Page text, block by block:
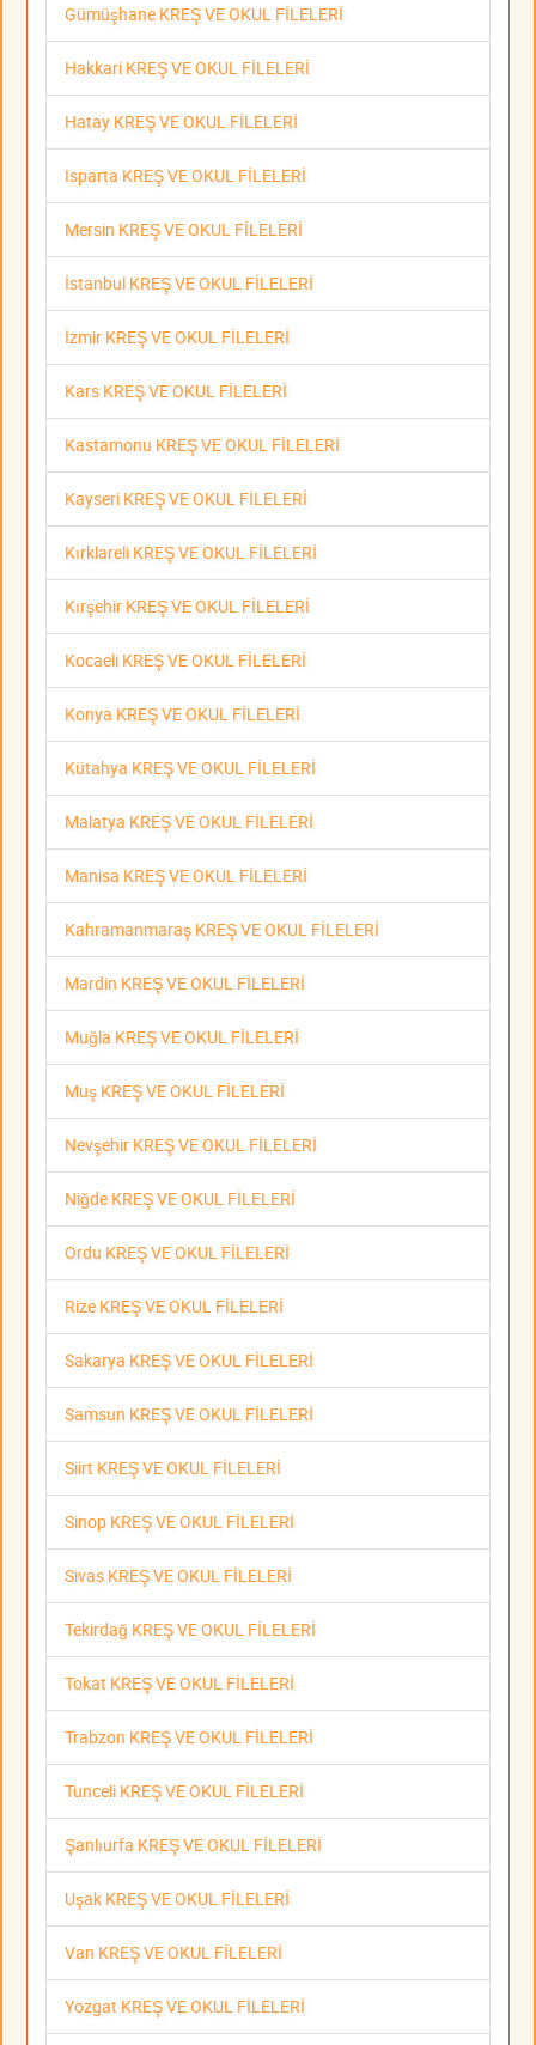
Gümüşhane KREŞ VE OKUL FİLELERİ
Hakkari KREŞ VE OKUL FİLELERİ
Hatay KREŞ VE OKUL FİLELERİ
Isparta KREŞ VE OKUL FİLELERİ
Mersin KREŞ VE OKUL FİLELERİ
İstanbul KREŞ VE OKUL FİLELERİ
İzmir KREŞ VE OKUL FİLELERİ
Kars KREŞ VE OKUL FİLELERİ
Kastamonu KREŞ VE OKUL FİLELERİ
Kayseri KREŞ VE OKUL FİLELERİ
Kırklareli KREŞ VE OKUL FİLELERİ
Kırşehir KREŞ VE OKUL FİLELERİ
Kocaeli KREŞ VE OKUL FİLELERİ
Konya KREŞ VE OKUL FİLELERİ
Kütahya KREŞ VE OKUL FİLELERİ
Malatya KREŞ VE OKUL FİLELERİ
Manisa KREŞ VE OKUL FİLELERİ
Kahramanmaraş KREŞ VE OKUL FİLELERİ
Mardin KREŞ VE OKUL FİLELERİ
Muğla KREŞ VE OKUL FİLELERİ
Muş KREŞ VE OKUL FİLELERİ
Nevşehir KREŞ VE OKUL FİLELERİ
Niğde KREŞ VE OKUL FİLELERİ
Ordu KREŞ VE OKUL FİLELERİ
Rize KREŞ VE OKUL FİLELERİ
Sakarya KREŞ VE OKUL FİLELERİ
Samsun KREŞ VE OKUL FİLELERİ
Siirt KREŞ VE OKUL FİLELERİ
Sinop KREŞ VE OKUL FİLELERİ
Sivas KREŞ VE OKUL FİLELERİ
Tekirdağ KREŞ VE OKUL FİLELERİ
Tokat KREŞ VE OKUL FİLELERİ
Trabzon KREŞ VE OKUL FİLELERİ
Tunceli KREŞ VE OKUL FİLELERİ
Şanlıurfa KREŞ VE OKUL FİLELERİ
Uşak KREŞ VE OKUL FİLELERİ
Van KREŞ VE OKUL FİLELERİ
Yozgat KREŞ VE OKUL FİLELERİ